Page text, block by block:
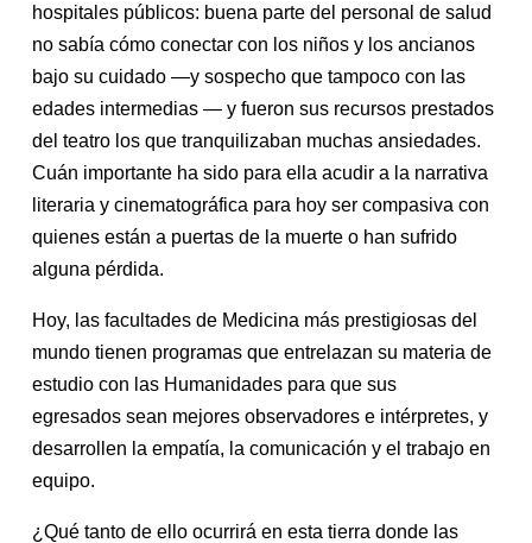
hospitales públicos: buena parte del personal de salud
no sabía cómo conectar con los niños y los ancianos
bajo su cuidado —y sospecho que tampoco con las
edades intermedias — y fueron sus recursos prestados
del teatro los que tranquilizaban muchas ansiedades.
Cuán importante ha sido para ella acudir a la narrativa
literaria y cinematográfica para hoy ser compasiva con
quienes están a puertas de la muerte o han sufrido
alguna pérdida.
Hoy, las facultades de Medicina más prestigiosas del
mundo tienen programas que entrelazan su materia de
estudio con las Humanidades para que sus
egresados sean mejores observadores e intérpretes, y
desarrollen la empatía, la comunicación y el trabajo en
equipo.
¿Qué tanto de ello ocurrirá en esta tierra donde las